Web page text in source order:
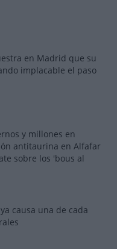
en Madrid que su
implacable el paso
y millones en
antitaurina en Alfafar
sobre los 'bous al
causa una de cada